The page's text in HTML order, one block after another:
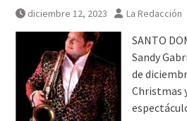
diciembre 12, 2023 La Redacción
SANTO
Sandy
de
Christmas